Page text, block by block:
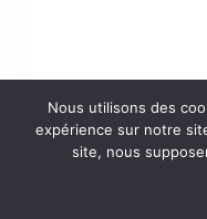
Nous utilisons des
expérience sur notre
site, nous